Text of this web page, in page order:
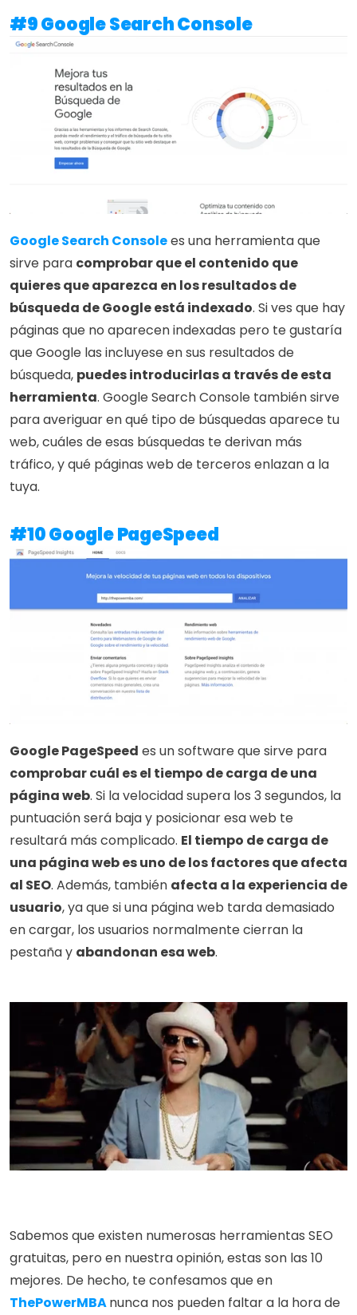
#9 Google Search Console
Google Search Console es una herramienta que
sirve para comprobar que el contenido que
quieres que aparezca en los resultados de
búsqueda de Google está indexado. Si ves que hay
páginas que no aparecen indexadas pero te gustaría
que Google las incluyese en sus resultados de
búsqueda, puedes introducirlas a través de esta
herramienta. Google Search Console también sirve
para averiguar en qué tipo de búsquedas aparece tu
web, cuáles de esas búsquedas te derivan más
tráfico, y qué páginas web de terceros enlazan a la
tuya.
#10 Google PageSpeed
Google PageSpeed
comprobar cuál es el tiempo de carga de una
página web. Si la velocidad supera los 3 segundos, la
puntuación será baja y posicionar esa web te
resultará más complicado. El tiempo de carga de
una página web es uno de los factores que afecta
al SEO. Además, también afecta a la experiencia de
usuario, ya que si una página web tarda demasiado
en cargar, los usuarios normalmente cierran la
pestaña y abandonan esa web.
Sabemos que existen numerosas herramientas SEO
gratuitas, pero en nuestra opinión, estas son las 10
ThePowerMBA